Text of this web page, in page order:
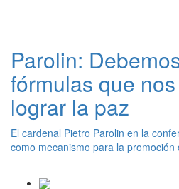
Parolin:
fórmulas que
lograr la paz
El cardenal Pietro Parolin en la
como mecanismo para la promoción